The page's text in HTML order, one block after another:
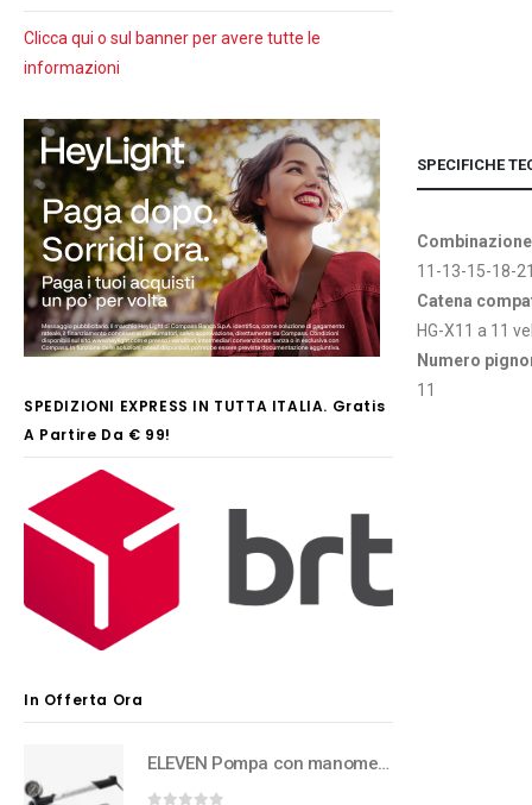
SPECIFICHE
Combinazione
11-13-15-18-
Catena
HG-X11 a 11
Numero
11
Clicca qui o sul banner per avere tutte le
informazioni
SPEDIZIONI EXPRESS IN TUTTA ITALIA. Gratis
A Partire Da € 99!
In Offerta Ora
ELEVEN Pompa con manometro per forcelle e rear shock ad aria